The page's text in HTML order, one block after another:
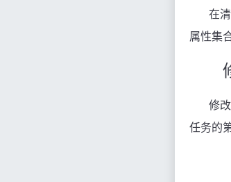
在
属性集
修
任务的